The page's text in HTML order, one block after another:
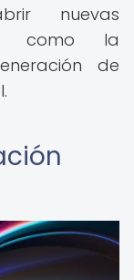
nuevas
como la
de